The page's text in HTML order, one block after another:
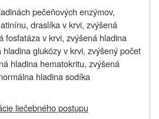
pečeňových enzýmov,
draslíka v krvi, zvýšená
fosfatáza v krvi, zvýšená hladina
glukózy v krvi, zvýšený počet
hladina hematokritu, zvýšená
hladina sodíka
liečebného postupu